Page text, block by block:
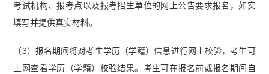
考试机构、报考点以及报考招生单位的网上公告要求报名，如实
填写并提供真实材料。
（3）报名期间将对考生学历（学籍）信息进行网上校验，考生可
上网查看学历（学籍）校验结果。考生可在报名前或报名期间自